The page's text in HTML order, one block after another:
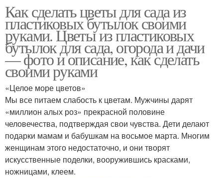
Как сделать цветы для сада из
пластиковых бутылок своими
руками. Цветы из пластиковых
бутылок для сада, огорода и дачи
— фото и описание, как сделать
своими руками
«Целое море цветов»
Мы все питаем слабость к цветам. Мужчины дарят
«миллион алых роз» прекрасной половине
человечества, подтверждая свои чувства. Дети делают
подарки мамам и бабушкам на восьмое марта. Многим
женщинам этого недостаточно, и они творят
искусственные поделки, вооружившись красками,
ножницами, клеем.